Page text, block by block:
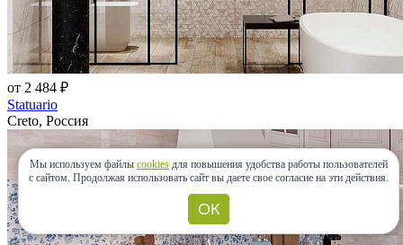
от 2 484 ₽
Statuario
Creto, Россия
Мы используем файлы cookies для повышения удобства работы пользователей
с сайтом. Продолжая использовать сайт вы даете свое согласие на эти действия.
ОК